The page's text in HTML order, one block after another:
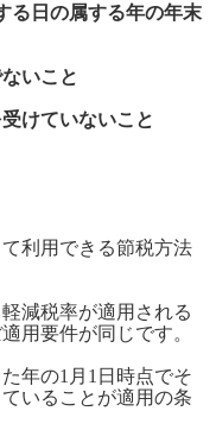
る日の属する年の年末
いこと
けていないこと
利用できる節税方法
減税率が適用される
用要件が同じです。
年の1月1日時点でそ
いることが適用の条